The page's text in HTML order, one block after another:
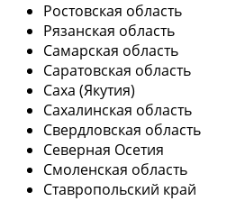
Ростовская область
Рязанская область
Самарская область
Саратовская область
Саха (Якутия)
Сахалинская область
Свердловская область
Северная Осетия
Смоленская область
Ставропольский край